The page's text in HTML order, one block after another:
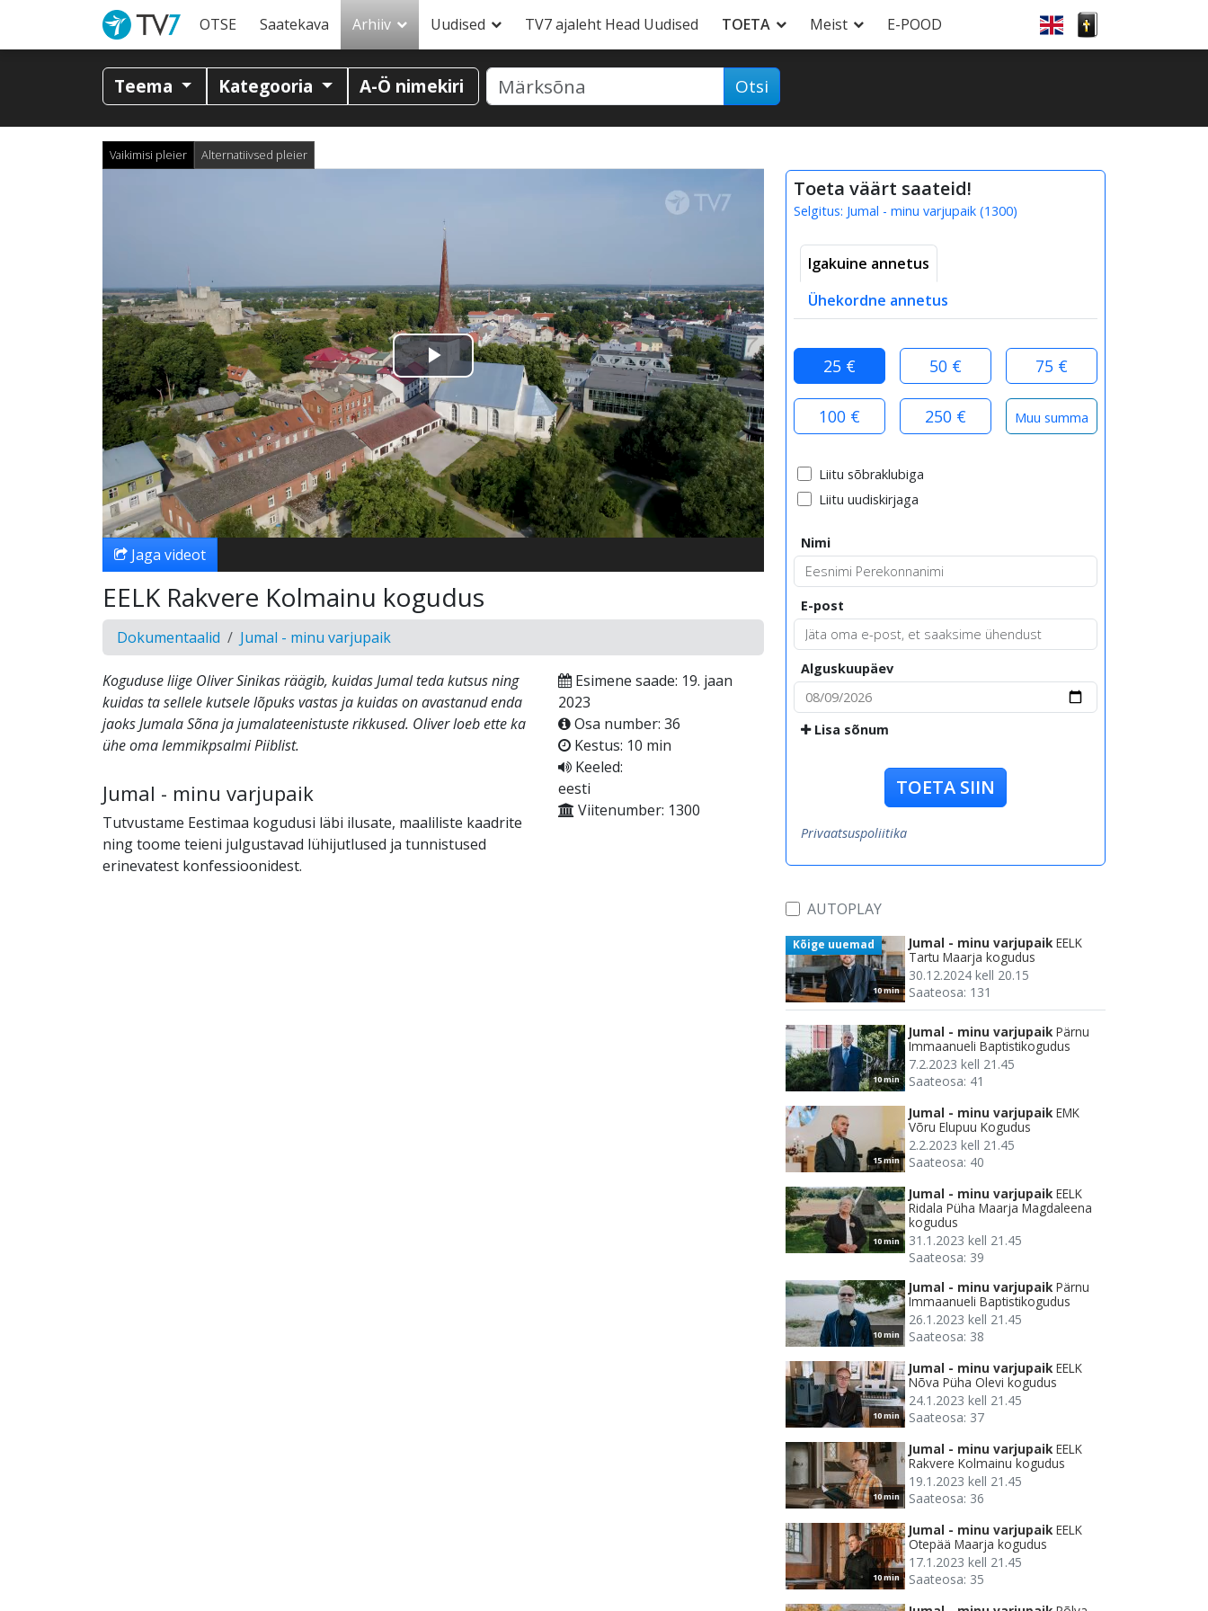
OTSE Saatekava Arhiiv Uudised TV7 ajaleht Head Uudised TOETA Meist E-POOD
Teema Kategooria A-Ö nimekiri Otsi
Vaikimisi pleier Alternatiivsed pleier
Esita
video
Jaga videot
EELK Rakvere Kolmainu kogudus
Dokumentaalid Jumal - minu varjupaik
Koguduse liige Oliver Sinikas räägib, kuidas Jumal teda kutsus ning
kuidas ta sellele kutsele lõpuks vastas ja kuidas on avastanud enda
jaoks Jumala Sõna ja jumalateenistuste rikkused. Oliver loeb ette ka
ühe oma lemmikpsalmi Piiblist.
Jumal - minu varjupaik
Tutvustame Eestimaa kogudusi läbi ilusate, maaliliste kaadrite
ning toome teieni julgustavad lühijutlused ja tunnistused
erinevatest konfessioonidest.
Esimene saade: 19. jaan
2023
Osa number: 36
Kestus: 10 min
Keeled:
eesti
Viitenumber: 1300
Toeta väärt saateid!
Selgitus: Jumal - minu varjupaik (1300)
Igakuine annetus
Ühekordne annetus
25 € 50 € 75 €
100 € 250 €
Liitu sõbraklubiga
Liitu uudiskirjaga
Nimi
E-post
Alguskuupäev
Lisa sõnum
TOETA SIIN
Privaatsuspoliitika
AUTOPLAY
10 min
Kõige uuemad Jumal - minu varjupaik EELK
Tartu Maarja kogudus
30.12.2024 kell 20.15
Saateosa: 131
10 min
Jumal - minu varjupaik Pärnu
Immaanueli Baptistikogudus
7.2.2023 kell 21.45
Saateosa: 41
15 min
Jumal - minu varjupaik EMK
Võru Elupuu Kogudus
2.2.2023 kell 21.45
Saateosa: 40
10 min
Jumal - minu varjupaik EELK
Ridala Püha Maarja Magdaleena
kogudus
31.1.2023 kell 21.45
Saateosa: 39
10 min
Jumal - minu varjupaik Pärnu
Immaanueli Baptistikogudus
26.1.2023 kell 21.45
Saateosa: 38
10 min
Jumal - minu varjupaik EELK
Nõva Püha Olevi kogudus
24.1.2023 kell 21.45
Saateosa: 37
10 min
Jumal - minu varjupaik EELK
Rakvere Kolmainu kogudus
19.1.2023 kell 21.45
Saateosa: 36
10 min
Jumal - minu varjupaik EELK
Otepää Maarja kogudus
17.1.2023 kell 21.45
Saateosa: 35